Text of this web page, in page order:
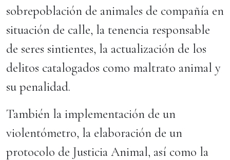
sobrepoblación de animales de compañía en
situación de calle, la tenencia responsable
de seres sintientes, la actualización de los
delitos catalogados como maltrato animal y
su penalidad.
También la implementación de un
violentómetro, la elaboración de un
protocolo de Justicia Animal, así como la